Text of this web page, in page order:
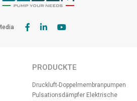
PRODUCKTE
Druckluft-Doppelmembranpumpen
Pulsationsdämpfer Elektrische